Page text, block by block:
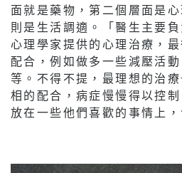
面就是藥物，第二個層面是
則是生活調適。「醫生主要
心理學家提供的心理治療，
配合，例如做多一些減壓活
等。不得不提，最理想的治
相的配合，病症慢慢得以控
放在一些他們喜歡的事情上，